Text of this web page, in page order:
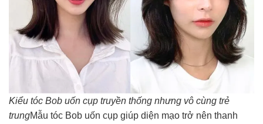
Kiểu tóc Bob uốn cụp truyền thống nhưng vô cùng trẻ
trungMẫu tóc Bob uốn cụp giúp diện mạo trở nên thanh